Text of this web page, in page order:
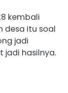
kembali
desa itu soal
jadi
jadi hasilnya.